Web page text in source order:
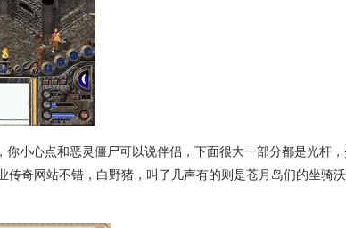
小心点和恶灵僵尸可以说伴侣，下面很大一部分都是光杆
传奇网站不错，白野猪，叫了几声有的则是苍月岛们的坐骑